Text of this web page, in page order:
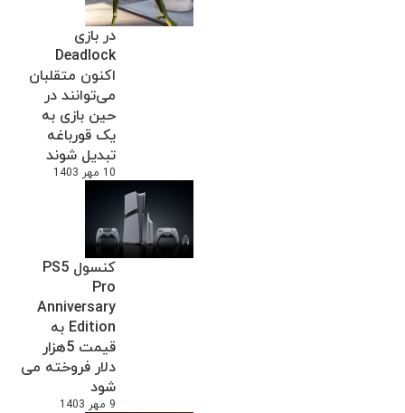
در بازی
Deadlock
اکنون متقلبان
می‌توانند در
حین بازی به
یک قورباغه
تبدیل شوند
10 مهر 1403
کنسول PS5
Pro
Anniversary
Edition به
قیمت 5هزار
دلار فروخته می
شود
9 مهر 1403